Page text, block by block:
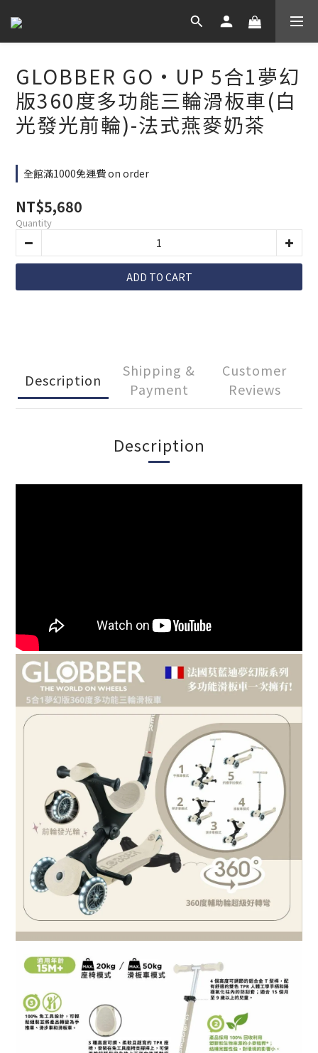
GLOBBER GO•UP 5合1夢幻
版360度多功能三輪滑板車(白
光發光前輪)-法式燕麥奶茶
全館滿1000免運費 on order
NT$5,680
Quantity
ADD TO CART
Description
Shipping &
Payment
Customer
Reviews
Description